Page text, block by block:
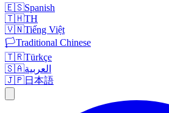
🇪🇸Spanish
🇹🇭TH
🇻🇳Tiếng Việt
🏳️Traditional Chinese
🇹🇷Türkçe
🇸🇦العربية
🇯🇵日本語